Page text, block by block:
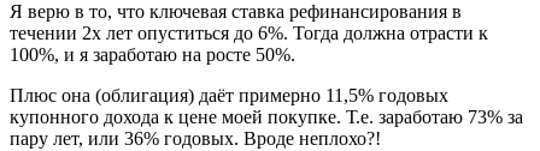
Я верю в то, что ключевая ставка рефинансирования в
течении 2х лет опуститься до 6%. Тогда должна отрасти к
100%, и я заработаю на росте 50%.
Плюс она (облигация) даёт примерно 11,5% годовых
купонного дохода к цене моей покупке. Т.е. заработаю 73% за
пару лет, или 36% годовых. Вроде неплохо?!